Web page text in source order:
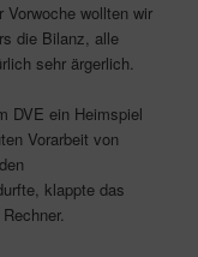
Vorwoche wollten wir
die Bilanz, alle
sehr ärgerlich.
DVE ein Heimspiel
Vorarbeit von
klappte das